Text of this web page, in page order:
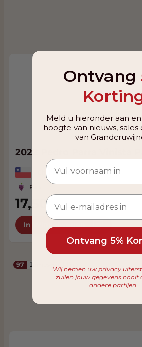
2022 Pedro Parra Vinista
Chili, Aconcagua Valley
Pais
17,50
In Winkelwagen
97 James Suckling
Ontvang
Meld u hieronder aan
hoogte van nieuws,
van
Ontvang 5%
Wij nemen uw privacy
zullen jouw gegevens nooit
andere partijen.